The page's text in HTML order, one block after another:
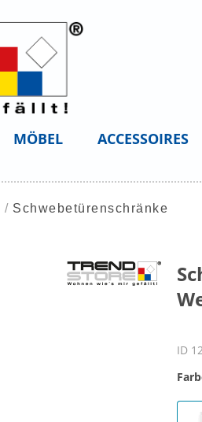
MÖBEL ACCESSOIRES
Schwebetürenschränke
ID